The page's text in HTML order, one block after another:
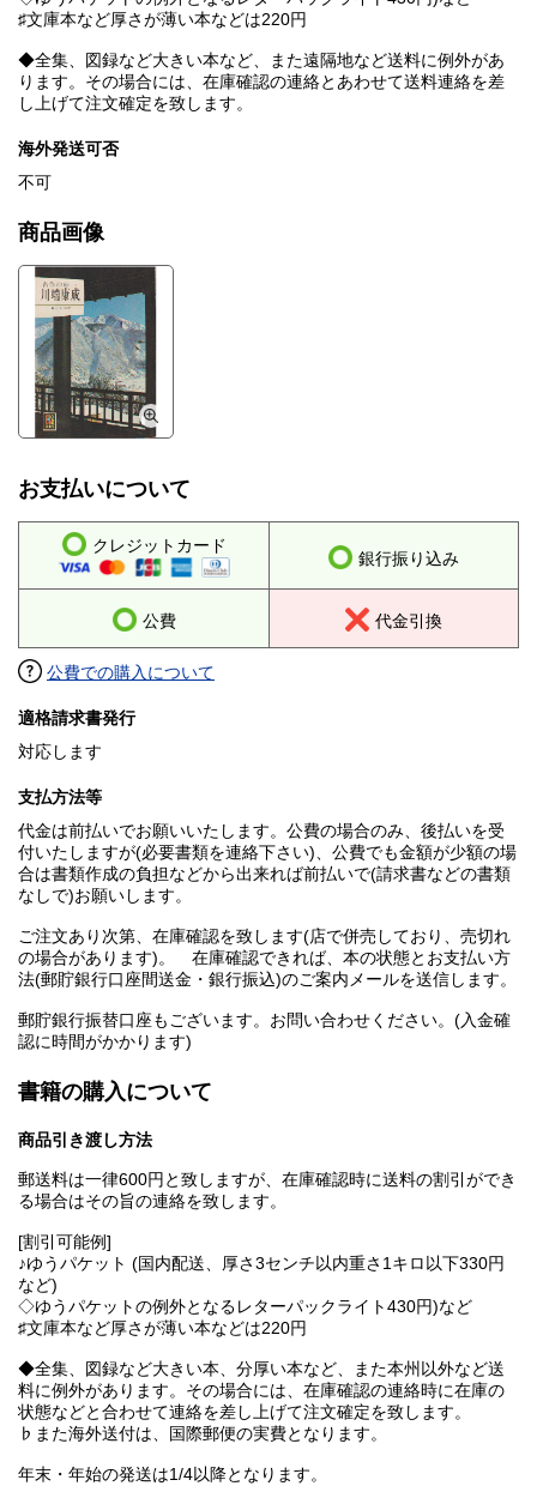
♯文庫本など厚さが薄い本などは220円
◆全集、図録など大きい本など、また遠隔地など送料に例外があ
ります。その場合には、在庫確認の連絡とあわせて送料連絡を差
し上げて注文確定を致します。
海外発送可否
不可
商品画像
お支払いについて
クレジットカード
銀行振り込み
公費 代金引換
公費での購入について
適格請求書発行
対応します
支払方法等
代金は前払いでお願いいたします。公費の場合のみ、後払いを受
付いたしますが(必要書類を連絡下さい)、公費でも金額が少額の場
合は書類作成の負担などから出来れば前払いで(請求書などの書類
なしで)お願いします。
ご注文あり次第、在庫確認を致します(店で併売しており、売切れ
の場合があります)。 在庫確認できれば、本の状態とお支払い方
法(郵貯銀行口座間送金・銀行振込)のご案内メールを送信します。
郵貯銀行振替口座もございます。お問い合わせください。(入金確
認に時間がかかります)
書籍の購入について
商品引き渡し方法
郵送料は一律600円と致しますが、在庫確認時に送料の割引ができ
る場合はその旨の連絡を致します。
[割引可能例]
♪ゆうパケット (国内配送、厚さ3センチ以内重さ1キロ以下330円
など)
◇ゆうパケットの例外となるレターパックライト430円)など
♯文庫本など厚さが薄い本などは220円
◆全集、図録など大きい本、分厚い本など、また本州以外など送
料に例外があります。その場合には、在庫確認の連絡時に在庫の
状態などと合わせて連絡を差し上げて注文確定を致します。
♭また海外送付は、国際郵便の実費となります。
年末・年始の発送は1/4以降となります。